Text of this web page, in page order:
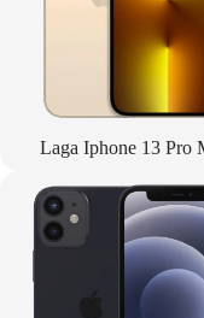
Laga Iphone 13 Pro